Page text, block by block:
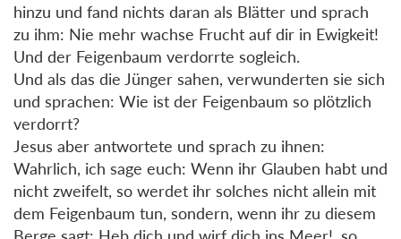
hinzu und fand nichts daran als Blätter und sprach
zu ihm: Nie mehr wachse Frucht auf dir in Ewigkeit!
Und der Feigenbaum verdorrte sogleich.
Und als das die Jünger sahen, verwunderten sie sich
und sprachen: Wie ist der Feigenbaum so plötzlich
verdorrt?
Jesus aber antwortete und sprach zu ihnen:
Wahrlich, ich sage euch: Wenn ihr Glauben habt und
nicht zweifelt, so werdet ihr solches nicht allein mit
dem Feigenbaum tun, sondern, wenn ihr zu diesem